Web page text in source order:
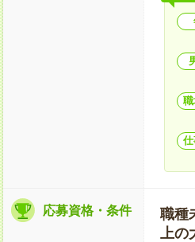
応募資格・条件
職種
上